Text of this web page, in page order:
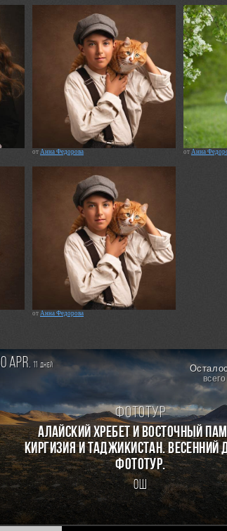
от Анна Федорова от Анна
от Анна Федорова
apr. 11 дней
Фототур
Алайский хребет и Восточный
Киргизия и Таджикистан. Весенний
фототур.
Ош